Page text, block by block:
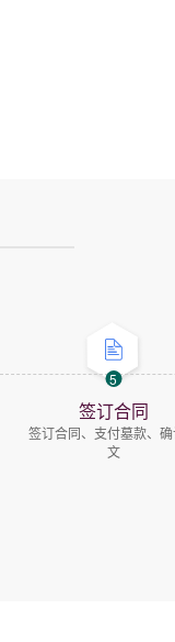
5
签订合同
签订合同、支付墓款、
文